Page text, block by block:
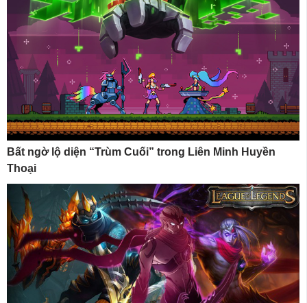
Bất ngờ lộ diện “Trùm Cuối” trong Liên Minh Huyền
Thoại